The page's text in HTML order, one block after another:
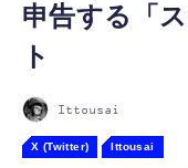
申告する「
ト
Ittousai
X (Twitter) Ittousai